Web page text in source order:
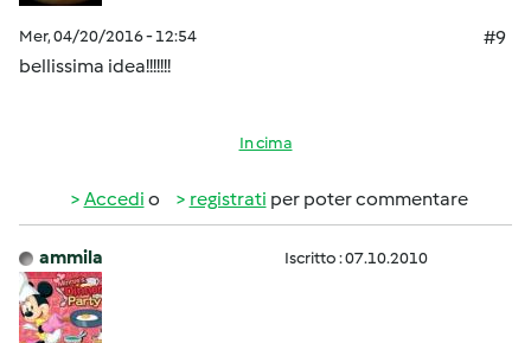
Mer, 04/20/2016 - 12:54
#9
bellissima idea!!!!!!!
In cima
Accedi o registrati per poter commentare
ammila Iscritto : 07.10.2010